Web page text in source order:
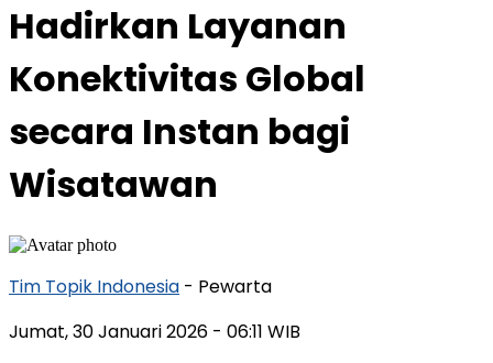
Hadirkan Layanan
Konektivitas Global
secara Instan bagi
Wisatawan
Tim Topik Indonesia - Pewarta
Jumat, 30 Januari 2026 - 06:11 WIB